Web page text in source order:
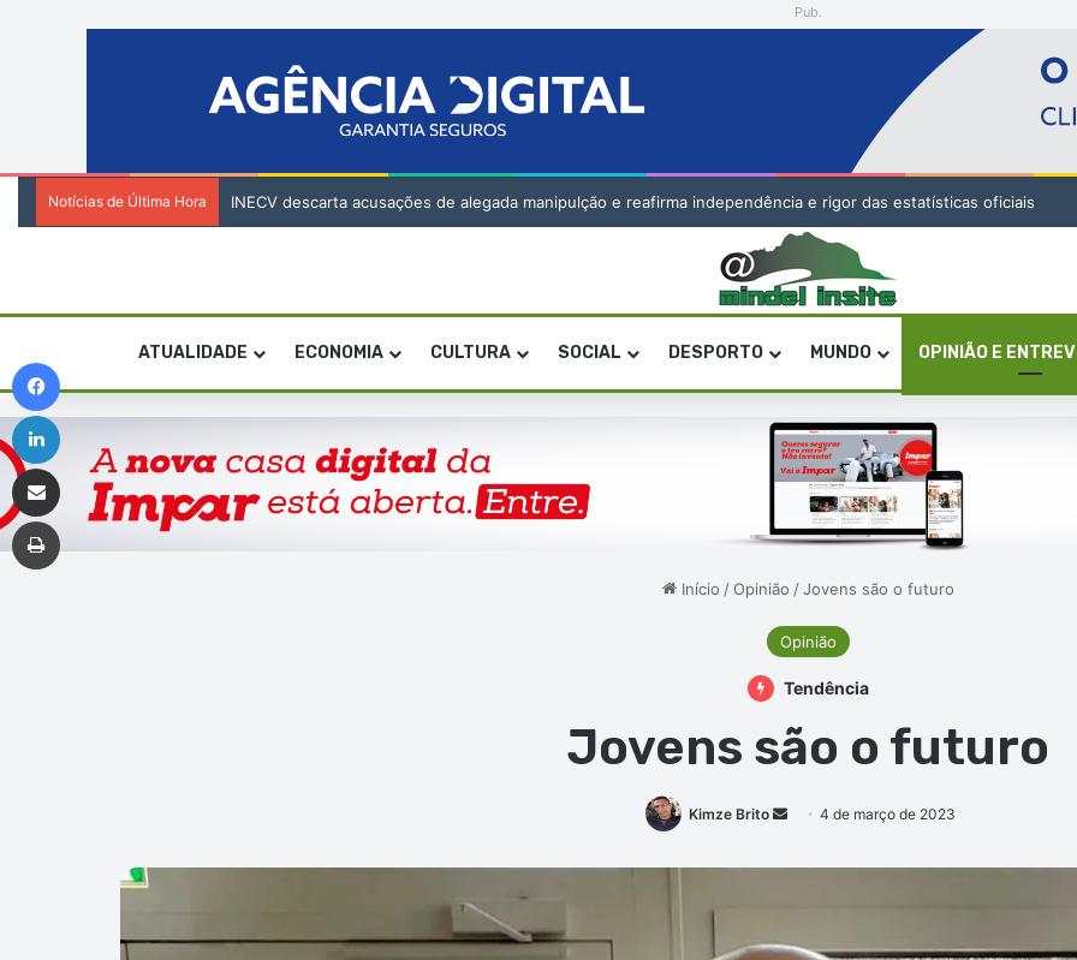
Pub.
Notícias de Última Hora INECV descarta acusações de alegada manipulção e reafirma independência e rigor das estatísticas oficiais
ATUALIDADE ECONOMIA CULTURA SOCIAL DESPORTO MUNDO OPINIÃO E
Início / Opinião / Jovens são o futuro
Opinião
Tendência
Jovens são o futuro
Kimze Brito
Mande
e-
4 de março de 2023
Linkedin
Imprimir